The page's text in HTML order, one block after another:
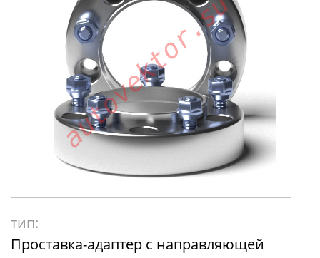
тип:
Проставка-адаптер с направляющей